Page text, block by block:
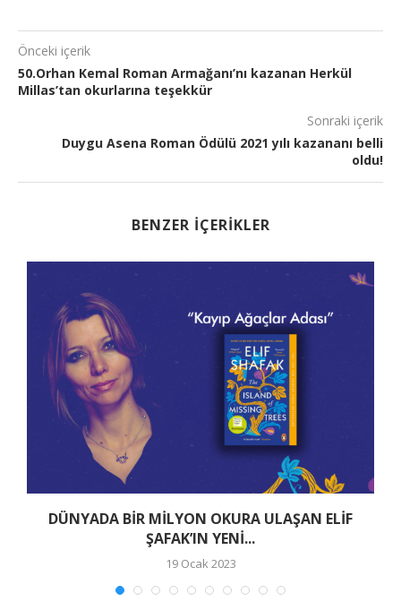
Önceki içerik
50.Orhan Kemal Roman Armağanı’nı kazanan Herkül
Millas’tan okurlarına teşekkür
Sonraki içerik
Duygu Asena Roman Ödülü 2021 yılı kazananı belli
oldu!
BENZER İÇERIKLER
DÜNYADA BİR MİLYON OKURA ULAŞAN ELİF
ŞAFAK’IN YENİ...
19 Ocak 2023